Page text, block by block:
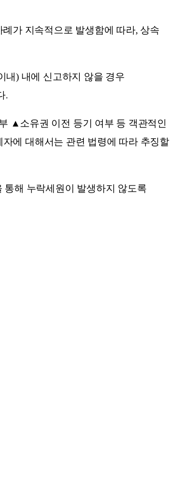
가 지속적으로 발생함에 따라, 상속
내) 내에 신고하지 않을 경우
.
▲소유권 이전 등기 여부 등 객관적인
에 대해서는 관련 법령에 따라 추징할
통해 누락세원이 발생하지 않도록